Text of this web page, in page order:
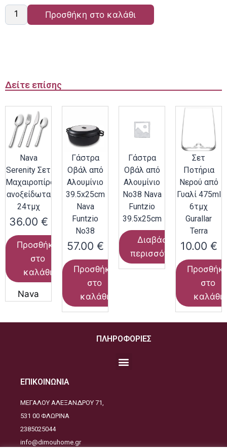
Προσθήκη στο καλάθι
Δείτε επίσης
Nava
Serenity Σετ
Μαχαιροπίρουνα
ανοξείδωτα
24τμχ
36.00 €
Προσθήκη
στο
καλάθι
Nava
Γάστρα
Οβάλ από
Αλουμίνιο
39.5x25cm
Nava
Funtzio
Νο38
57.00 €
Προσθήκη
στο
καλάθι
Γάστρα
Οβάλ από
Αλουμίνιο
Νο38 Nava
Funtzio
39.5x25cm
Διαβάστε
περισσότερα
Σετ
Ποτήρια
Νερού από
Γυαλί 475ml
6τμχ
Gurallar
Terra
10.00 €
στο
καλάθι
ΠΛΗΡΟΦΟΡΙΕΣ
ΕΠΙΚΟΙΝΩΝΙΑ
ΜΕΓΑΛΟΥ ΑΛΕΞΑΝΔΡΟΥ 71,
531 00 ΦΛΩΡΙΝΑ
2385025044
info@dimouhome.gr